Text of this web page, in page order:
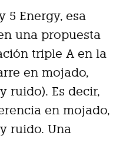
5 Energy, esa
una propuesta
triple A en la
en mojado,
ruido). Es decir,
en mojado,
ruido. Una